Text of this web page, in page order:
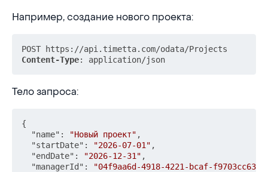
Например, создание нового проекта:
Content-Type:
Тело запроса:
{
"name" : "Новый проект" ,
"startDate" : "2026-07-01" ,
"endDate" : "2026-12-31" ,
"managerId" :
"04f9aa6d-4918-4221-bcaf-